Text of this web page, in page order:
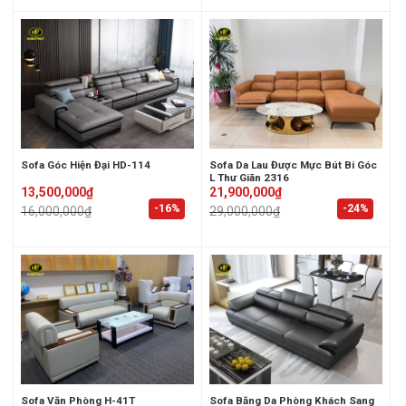
-16%
Sofa Góc Hiện Đại HD-114
16,000,000₫
Original
price
was:
13,500,000₫
Current
price
is:
-24%
Sofa Da Lau Được Mực Bút Bi Góc
L Thư Giãn 2316
29,000,000₫
Original
price
was:
21,900,000₫
Current
price
is:
Sofa Văn Phòng H-41T
Sofa Băng Da Phòng Khách Sang